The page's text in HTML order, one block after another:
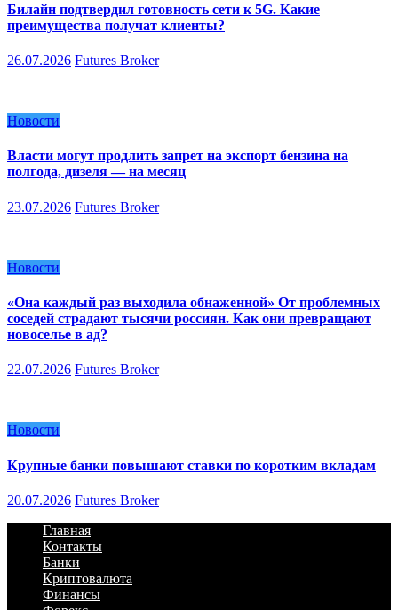
Билайн подтвердил готовность сети к 5G. Какие
преимущества получат клиенты?
26.07.2026 Futures Broker
Новости
Власти могут продлить запрет на экспорт бензина на
полгода, дизеля — на месяц
23.07.2026 Futures Broker
Новости
«Она каждый раз выходила обнаженной» От проблемных
соседей страдают тысячи россиян. Как они превращают
новоселье в ад?
22.07.2026 Futures Broker
Новости
Крупные банки повышают ставки по коротким вкладам
20.07.2026 Futures Broker
Главная
Контакты
Банки
Криптовалюта
Финансы